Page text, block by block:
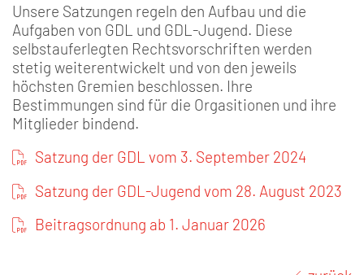
Unsere Satzungen regeln den Aufbau und die
Aufgaben von GDL und GDL-Jugend. Diese
selbstauferlegten Rechtsvorschriften werden
stetig weiterentwickelt und von den jeweils
höchsten Gremien beschlossen. Ihre
Bestimmungen sind für die Orgasitionen und ihre
Mitglieder bindend.
Satzung der GDL vom 3. September 2024
Satzung der GDL-Jugend vom 28. August 2023
Beitragsordnung ab 1. Januar 2026